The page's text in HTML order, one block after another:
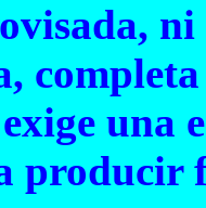
una
producir